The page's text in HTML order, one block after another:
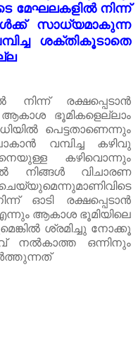
മേഘലകളിൽ നിന്ന്
സാധ്യമാകുന്ന
ശക്തികൂടാതെ
നിന്ന് രക്ഷപ്പെടാൻ
ഭൂമികളെല്ലാം
പെട്ടതാണെന്നും
വമ്പിച്ച കഴിവു
കഴിവൊന്നും
നിങ്ങൾ വിചാരണ
ഓടി രക്ഷപ്പെടാൻ
ആകാശ ഭൂമിയിലെ
ശ്രമിച്ചു നോക്കൂ
നൽകാത്ത ഒന്നിനും